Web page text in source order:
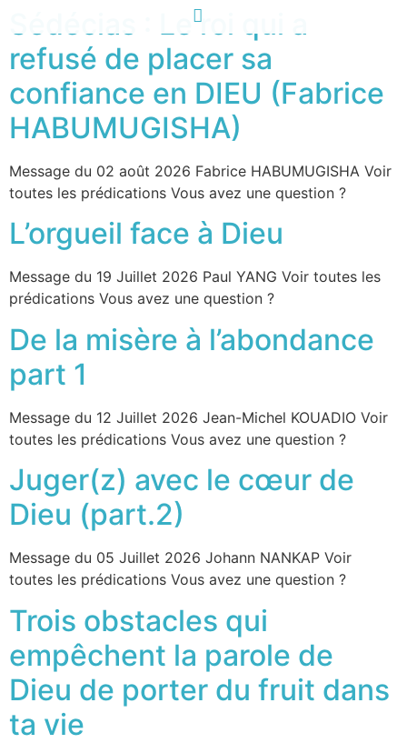
Sédécias : Le roi qui a
refusé de placer sa
confiance en DIEU (Fabrice
HABUMUGISHA)
Message du 02 août 2026 Fabrice HABUMUGISHA Voir
toutes les prédications Vous avez une question ?
L’orgueil face à Dieu
Message du 19 Juillet 2026 Paul YANG Voir toutes les
prédications Vous avez une question ?
De la misère à l’abondance
part 1
Message du 12 Juillet 2026 Jean-Michel KOUADIO Voir
toutes les prédications Vous avez une question ?
Juger(z) avec le cœur de
Dieu (part.2)
Message du 05 Juillet 2026 Johann NANKAP Voir
toutes les prédications Vous avez une question ?
Trois obstacles qui
empêchent la parole de
Dieu de porter du fruit dans
ta vie